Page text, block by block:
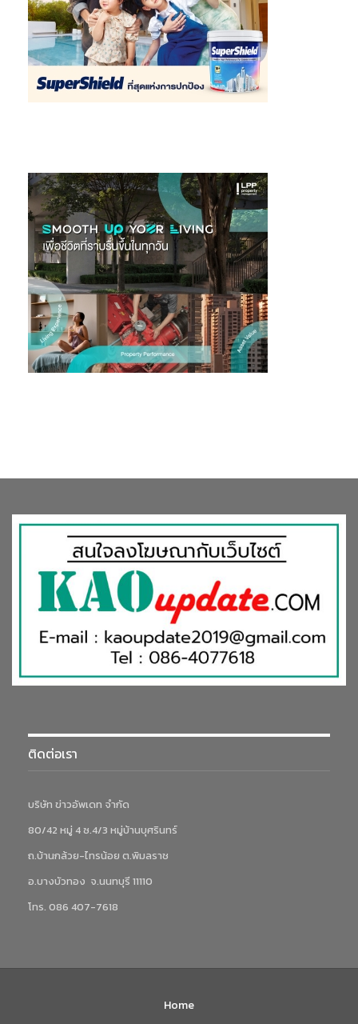
ติดต่อเรา
บริษัท ข่าวอัพเดท จำกัด
80/42 หมู่ 4 ซ.4/3 หมู่บ้านบุศรินทร์
ถ.บ้านกล้วย-ไทรน้อย ต.พิมลราช
อ.บางบัวทอง จ.นนทบุรี 11110
โทร. 086 407-7618
Home